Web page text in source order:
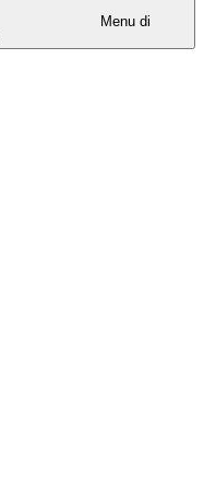
Menu di